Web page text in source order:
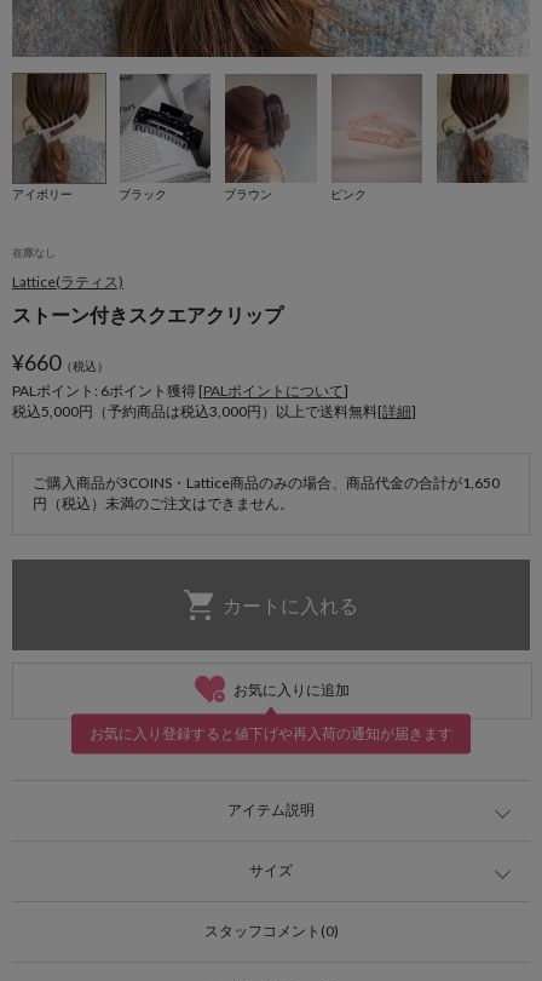
アイボリー ブラック ブラウン ピンク
在庫なし
Lattice(ラティス)
ストーン付きスクエアクリップ
¥660（税込）
PALポイント: 6ポイント獲得 [PALポイントについて]
税込5,000円（予約商品は税込3,000円）以上で送料無料[詳細]
ご購入商品が3COINS・Lattice商品のみの場合、商品代金の合計が1,650
円（税込）未満のご注文はできません。
お気に入りに追加
お気に入り登録すると値下げや再入荷の通知が届きます
アイテム説明
サイズ
スタッフコメント(0)